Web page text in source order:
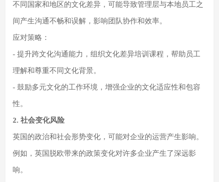
不同国家和地区的文化差异，可能导致管理层与本地员工之
间产生沟通不畅和误解，影响团队协作和效率。
应对策略：
- 提升跨文化沟通能力，组织文化差异培训课程，帮助员工
理解和尊重不同文化背景。
- 鼓励多元文化的工作环境，增强企业的文化适应性和包容
性。
2. 社会变化风险
英国的政治和社会形势变化，可能对企业的运营产生影响。
例如，英国脱欧带来的政策变化对许多企业产生了深远影
响。